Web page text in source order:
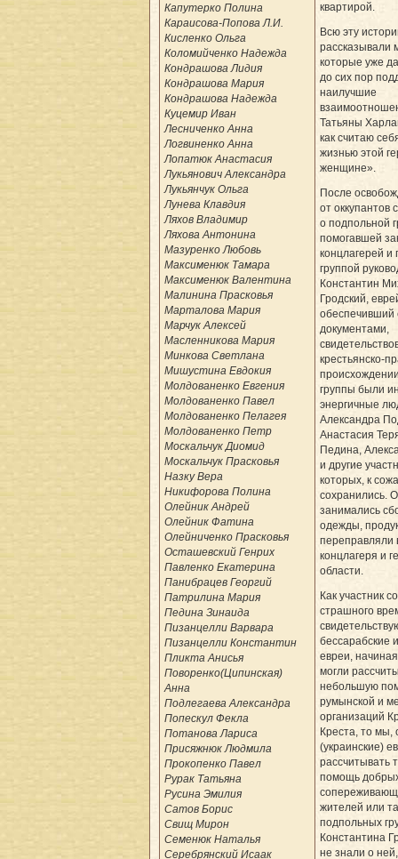
Капутерко Полина
Караисова-Попова Л.И.
Кисленко Ольга
Коломийченко Надежда
Кондрашова Лидия
Кондрашова Мария
Кондрашова Надежда
Куцемир Иван
Лесниченко Анна
Логвиненко Анна
Лопатюк Анастасия
Лукьянович Александра
Лукьянчук Ольга
Лунева Клавдия
Ляхов Владимир
Ляхова Антонина
Мазуренко Любовь
Максименюк Тамара
Максименюк Валентина
Малинина Прасковья
Марталова Мария
Марчук Алексей
Масленникова Мария
Минкова Светлана
Мишустина Евдокия
Молдованенко Евгения
Молдованенко Павел
Молдованенко Пелагея
Молдованенко Петр
Москальчук Диомид
Москальчук Прасковья
Назку Вера
Никифорова Полина
Олейник Андрей
Олейник Фатина
Олейниченко Прасковья
Осташевский Генрих
Павленко Екатерина
Панибрацев Георгий
Патрилина Мария
Педина Зинаида
Пизанцелли Варвара
Пизанцелли Константин
Пликта Анисья
Поворенко(Ципинская)
Анна
Подлегаева Александра
Попескул Фекла
Потанова Лариса
Присяжнюк Людмила
Прокопенко Павел
Рурак Татьяна
Русина Эмилия
Сатов Борис
Свищ Мирон
Семенюк Наталья
Серебрянский Исаак
квартирой.
Всю эту
рассказывали
которые уже
до сих пор
наилучшие
Татьяны
как считаю
жизнью этой
женщине».
После
от оккупантов
о подпольной
помогавшей
концлагерей и
группой
Константин
Гродский,
обеспечивший
документами,
крестьянско-
группы были
энергичные
Александра
Анастасия
Педина,
и другие
которых, к
сохранились.
занимались
одежды,
переправляли
концлагеря и
области.
Как участник
страшного
бессараб­ские
евреи,
могли
небольшую
румынской и
организаций
Креста, то мы,
(украинские)
рассчитывать
помощь
жителей или
подпольных
Константина
не знали о